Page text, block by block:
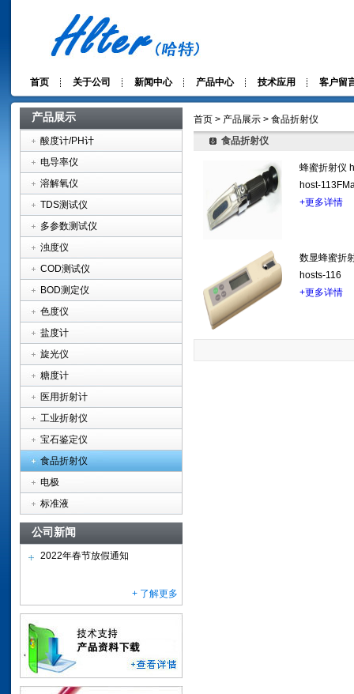
首页 关于公司 新闻中心 产品中心 技术应用 客户留
产品展示
酸度计/PH计
电导率仪
溶解氧仪
TDS测试仪
多参数测试仪
浊度仪
COD测试仪
BOD测定仪
色度仪
盐度计
旋光仪
糖度计
医用折射计
工业折射仪
宝石鉴定仪
食品折射仪
电极
标准液
公司新闻
2022年春节放假通知
+ 了解更多
首页 > 产品展示 > 食品折射仪
食品折射仪
蜂蜜折射仪
host-
+更多详情
数显蜂蜜折
hosts-116
+更多详情